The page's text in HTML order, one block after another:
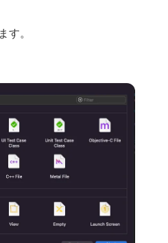
す。